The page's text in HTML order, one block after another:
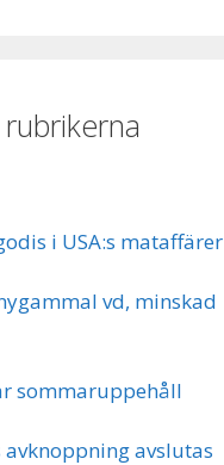
i USA:s mataffärer
vd, minskad
sommaruppehåll
avknoppning avslutas